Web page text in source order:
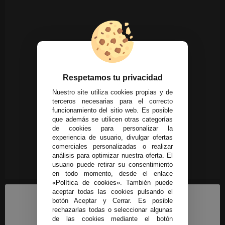
Respetamos tu privacidad
Nuestro site utiliza cookies propias y de
terceros necesarias para el correcto
funcionamiento del sitio web. Es posible
que además se utilicen otras categorías
de cookies para personalizar la
experiencia de usuario, divulgar ofertas
comerciales personalizadas o realizar
análisis para optimizar nuestra oferta. El
usuario puede retirar su consentimiento
en todo momento, desde el enlace
«Política de cookies». También puede
aceptar todas las cookies pulsando el
botón Aceptar y Cerrar. Es posible
rechazarlas todas o seleccionar algunas
de las cookies mediante el botón